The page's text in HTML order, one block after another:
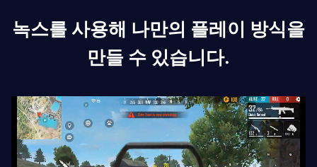
녹스를 사용해 나만의 플레이 방식을
만들 수 있습니다.